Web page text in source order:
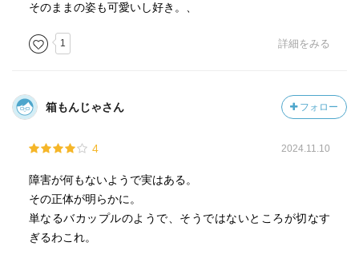
そのままの姿も可愛いし好き。、
1 詳細をみる
箱もんじゃさん フォロー
4 2024.11.10
障害が何もないようで実はある。
その正体が明らかに。
単なるバカップルのようで、そうではないところが切なす
ぎるわこれ。